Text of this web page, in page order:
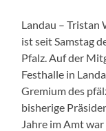
Landau – Tristan
ist seit Samstag
Pfalz. Auf der
Festhalle in
Gremium des
bisherige
Jahre im Amt